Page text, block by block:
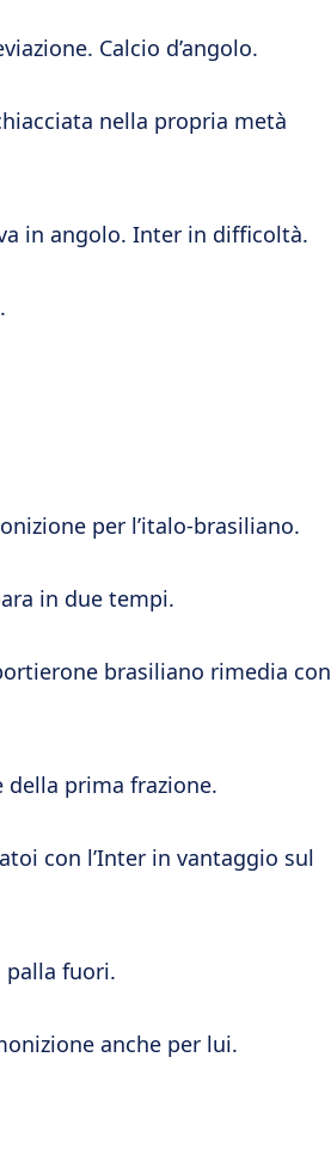
Calcio d’angolo.
nella propria metà
in angolo. Inter in difficoltà.
per l’italo-brasiliano.
in due tempi.
brasiliano rimedia con
della prima frazione.
con l’Inter in vantaggio sul
palla fuori.
anche per lui.